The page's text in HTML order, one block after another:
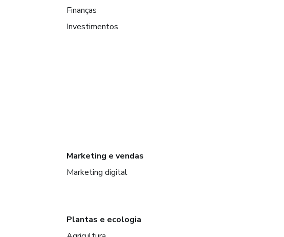
Finanças
Investimentos
Marketing e vendas
Marketing digital
Plantas e ecologia